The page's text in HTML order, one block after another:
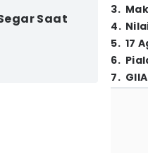
Saat
3.
4.
5. 17
6.
7.